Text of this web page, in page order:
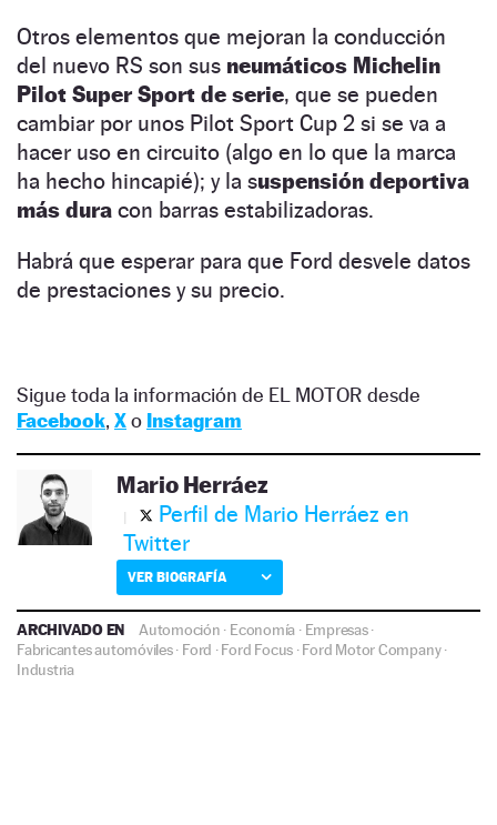
Otros elementos que mejoran la conducción
del nuevo RS son sus neumáticos Michelin
Pilot Super Sport de serie, que se pueden
cambiar por unos Pilot Sport Cup 2 si se va a
hacer uso en circuito (algo en lo que la marca
ha hecho hincapié); y la suspensión deportiva
más dura con barras estabilizadoras.
Habrá que esperar para que Ford desvele datos
de prestaciones y su precio.
Sigue toda la información de EL MOTOR desde
Facebook, Xo Instagram
Mario Herráez
Perfil de Mario Herráez en
Twitter
VER BIOGRAFÍA
ARCHIVADO EN Automoción · Economía · Empresas·
Fabricantes automóviles· Ford ·Ford Focus ·Ford Motor Company·
Industria